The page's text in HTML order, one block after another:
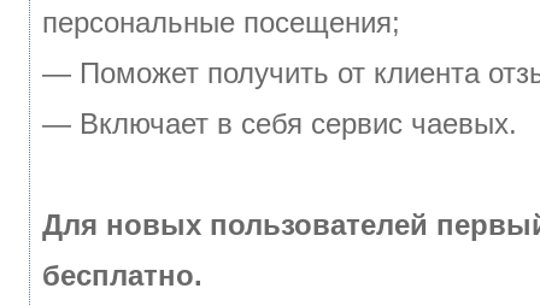
персональные посещения;
— Поможет получить от клиента
— Включает в себя сервис чаевых.
Для новых пользователей
бесплатно.